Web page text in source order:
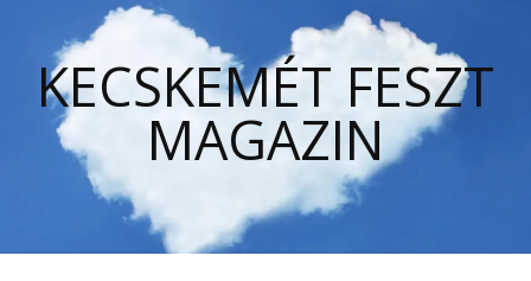
KECSKEMÉT FESZT
MAGAZIN